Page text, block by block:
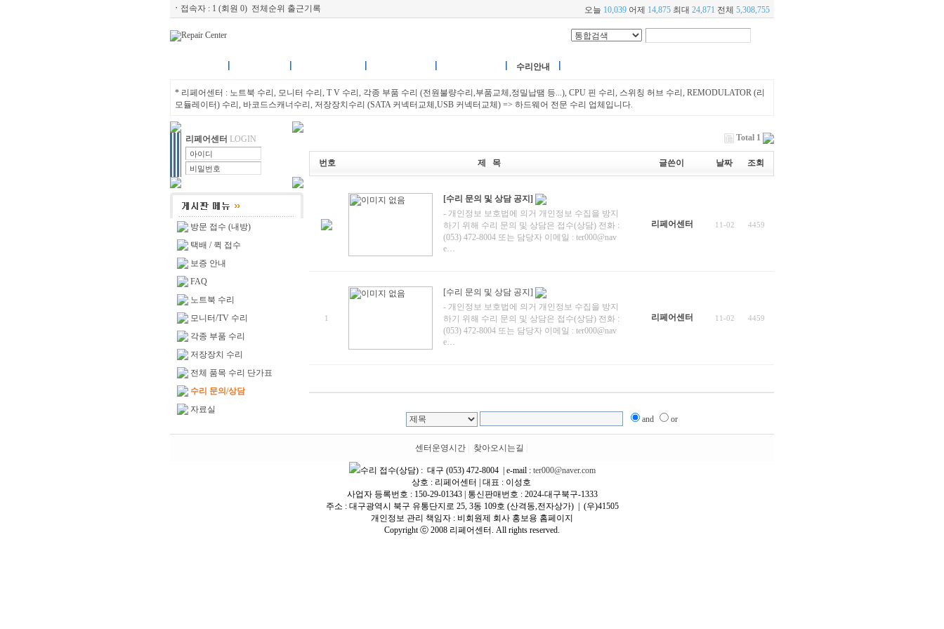
ㆍ 접속자 : 1 (회원 0) 전체순위 출근기록 오늘 10,039 어제 14,875 최대 24,871 전체 5,308,755
수리안내
* 리페어센터 : 노트북 수리, 모니터 수리, T V 수리, 각종 부품 수리 (전원불량수리,부품교체,정밀납땜 등...), CPU 핀 수리, 스위칭 허브 수리, REMODULATOR (리
모듈레이터) 수리, 바코드스캐너수리, 저장장치수리 (SATA 커넥터교체,USB 커넥터교체) => 하드웨어 전문 수리 업체입니다.
리페어센터 LOGIN
방문 접수 (내방)
택배 / 퀵 접수
보증 안내
FAQ
노트북 수리
모니터/TV 수리
각종 부품 수리
저장장치 수리
전체 품목 수리 단가표
수리 문의/상담
자료실
Total 1
번호 제 목 글쓴이 날짜 조회
[수리 문의 및 상담 공지]
- 개인정보 보호법에 의거 개인정보 수집을 방지
하기 위해 수리 문의 및 상담은 접수(상담) 전화 :
(053) 472-8004 또는 담당자 이메일 : ter000@nav
e…
리페어센터 11-02 4459
1
[수리 문의 및 상담 공지]
- 개인정보 보호법에 의거 개인정보 수집을 방지
하기 위해 수리 문의 및 상담은 접수(상담) 전화 :
(053) 472-8004 또는 담당자 이메일 : ter000@nav
e…
리페어센터 11-02 4459
and or
센터운영시간 찾아오시는길
수리 접수(상담) : 대구 (053) 472-8004 | e-mail : ter000@naver.com
상호 : 리페어센터 | 대표 : 이성호
사업자 등록번호 : 150-29-01343 | 통신판매번호 : 2024-대구북구-1333
주소 : 대구광역시 북구 유통단지로 25, 3동 109호 (산격동,전자상가) | (우)41505
개인정보 관리 책임자 : 비회원제 회사 홍보용 홈페이지
Copyright ⓒ 2008 리페어센터. All rights reserved.